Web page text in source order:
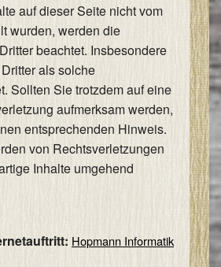
auf dieser Seite nicht vom
wurden, werden die
beachtet. Insbesondere
als solche
Sollten Sie trotzdem auf eine
aufmerksam werden,
entsprechenden Hinweis.
von Rechtsverletzungen
Inhalte umgehend
Hopmann Informatik